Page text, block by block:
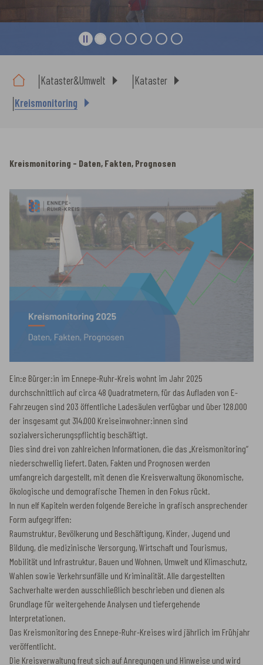
Kataster&Umwelt
Kataster
Kreismonitoring
Kreismonitoring - Daten, Fakten, Prognosen
Ein:e Bürger:in im Ennepe-Ruhr-Kreis wohnt im Jahr 2025
durchschnittlich auf circa 48 Quadratmetern, für das Aufladen von E-
Fahrzeugen sind 203 öffentliche Ladesäulen verfügbar und über 128.000
der insgesamt gut 314.000 Kreiseinwohner:innen sind
sozialversicherungspflichtig beschäftigt.
Dies sind drei von zahlreichen Informationen, die das „Kreismonitoring“
niederschwellig liefert. Daten, Fakten und Prognosen werden
umfangreich dargestellt, mit denen die Kreisverwaltung ökonomische,
ökologische und demografische Themen in den Fokus rückt.
In nun elf Kapiteln werden folgende Bereiche in grafisch ansprechender
Form aufgegriffen:
Raumstruktur, Bevölkerung und Beschäftigung, Kinder, Jugend und
Bildung, die medizinische Versorgung, Wirtschaft und Tourismus,
Mobilität und Infrastruktur, Bauen und Wohnen, Umwelt und Klimaschutz,
Wahlen sowie Verkehrsunfälle und Kriminalität. Alle dargestellten
Sachverhalte werden ausschließlich beschrieben und dienen als
Grundlage für weitergehende Analysen und tiefergehende
Interpretationen.
Das Kreismonitoring des Ennepe-Ruhr-Kreises wird jährlich im Frühjahr
veröffentlicht.
Die Kreisverwaltung freut sich auf Anregungen und Hinweise und wird